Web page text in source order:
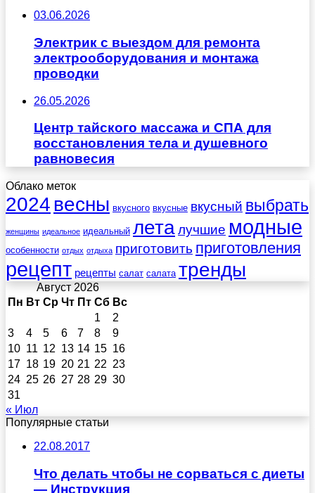
03.06.2026
Электрик с выездом для ремонта
электрооборудования и монтажа
проводки
26.05.2026
Центр тайского массажа и СПА для
восстановления тела и душевного
равновесия
Облако меток
2024 весны вкусного вкусные вкусный выбрать
женщины идеальное идеальный леталучшие модные
особенности отдых отдыха приготовить приготовления
рецепт рецепты салат салата тренды
Август 2026
Пн Вт Ср Чт Пт Сб Вс
1
2
3
4 5 6 7 8
9
10 11 12 13 14 15 16
17 18 19 20 21 22 23
24 25 26 27 28 29 30
31
« Июл
Популярные статьи
22.08.2017
Что делать чтобы не сорваться с диеты
— Инструкция